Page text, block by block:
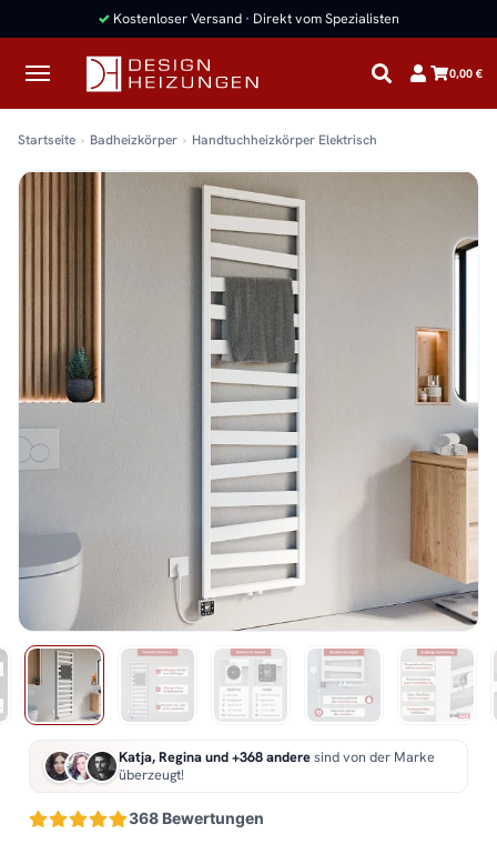
✓ Kostenloser Versand · Direkt vom Spezialisten
0,00 €
Startseite Badheizkörper Handtuchheizkörper Elektrisch
368 Bewertungen
Katja, Regina und +368 anderesind von der Marke
überzeugt!